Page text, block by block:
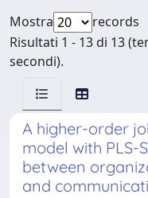
Mostra
records
Risultati 1 - 13 di 13
secondi).
A higher-order
model with PLS-
between
and